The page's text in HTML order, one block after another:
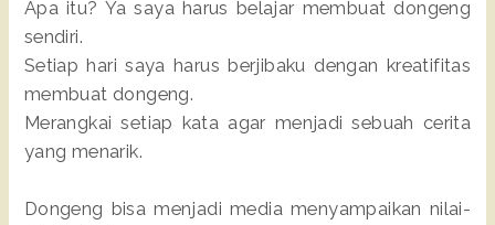
Apa itu? Ya saya harus belajar membuat dongeng
sendiri.
Setiap hari saya harus berjibaku dengan kreatifitas
membuat dongeng.
Merangkai setiap kata agar menjadi sebuah cerita
yang menarik.
Dongeng bisa menjadi media menyampaikan nilai-